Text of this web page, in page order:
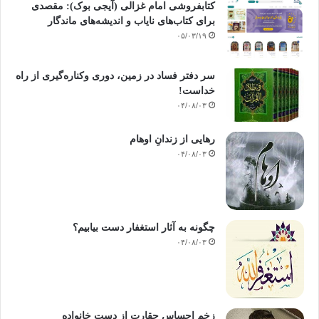
بیان میکند؛ استفاده از خیر و خوبیهای آن و دوری جستن از آثار سوء آن بوده
است
، جای تعجب است که شیخ این مکطلب را قبلاً خوانده بود زمانی که یکیاز
مقاله «معرکة المصحف والقضاء و التشریع و الحکمة من حکم الله» که
حسن البنا
قرضاوی حسن البناء
کپی آدرس
کتابفروشی امام غزالی (آیجی بوک): مقصدی
برای کتاب‌های نایاب و اندیشه‌های ماندگار
۰۵/۰۳/۱۹
سر دفتر فساد در زمین‌، دوری وکناره‌گیری از راه
خداست‌!
۰۴/۰۸/۰۳
رهایی از زندانِ اوهام
۰۴/۰۸/۰۳
چگونه به آثار استغفار دست بیابیم؟
۰۴/۰۸/۰۳
زخمِ احساسِ حقارت از دستِ خانواده